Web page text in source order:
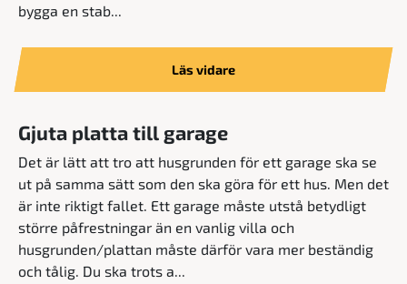
bygga en stab...
Läs vidare
Gjuta platta till garage
Det är lätt att tro att husgrunden för ett garage ska se
ut på samma sätt som den ska göra för ett hus. Men det
är inte riktigt fallet. Ett garage måste utstå betydligt
större påfrestningar än en vanlig villa och
husgrunden/plattan måste därför vara mer beständig
och tålig. Du ska trots a...